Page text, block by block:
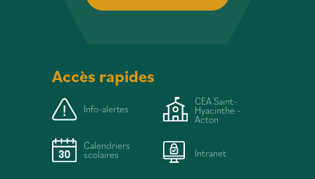
Accès rapides
Info-alertes
Calendriers
scolaires
CEA Saint-
Hyacinthe -
Acton
Intranet